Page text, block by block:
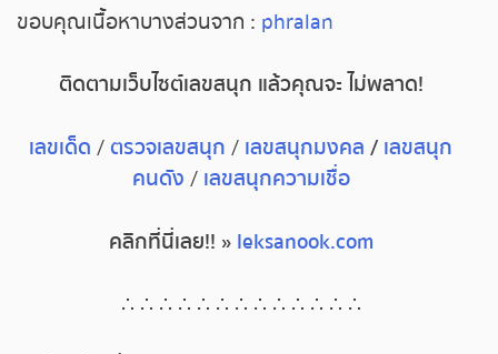
ขอบคุณเนื้อหาบางส่วนจาก : phralan
ติดตามเว็บไซต์เลขสนุก แล้วคุณจะไม่พลาด!
เลขเด็ด / ตรวจเลขสนุก / เลขสนุกมงคล / เลขสนุก
คนดัง / เลขสนุกความเชื่อ
คลิกที่นี่เลย!! » leksanook.com
∴ ∴ ∴ ∴ ∴ ∴ ∴ ∴ ∴ ∴ ∴ ∴ ∴